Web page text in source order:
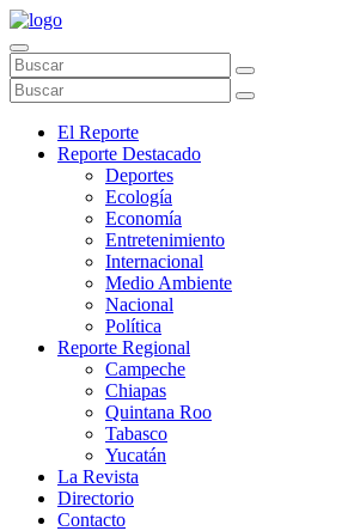
El Reporte
Reporte Destacado
Deportes
Ecología
Economía
Entretenimiento
Internacional
Medio Ambiente
Nacional
Política
Reporte Regional
Campeche
Chiapas
Quintana Roo
Tabasco
Yucatán
La Revista
Directorio
Contacto